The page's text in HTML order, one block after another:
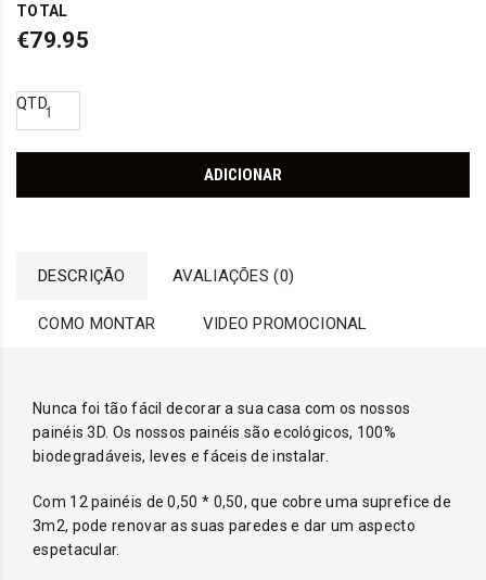
TOTAL
€79.95
QTD
ADICIONAR
DESCRIÇÃO AVALIAÇÕES (0)
COMO MONTAR VIDEO PROMOCIONAL
Nunca foi tão fácil decorar a sua casa com os nossos
painéis 3D. Os nossos painéis são ecológicos, 100%
biodegradáveis, leves e fáceis de instalar.
Com 12 painéis de 0,50 * 0,50, que cobre uma suprefice de
3m2, pode renovar as suas paredes e dar um aspecto
espetacular.